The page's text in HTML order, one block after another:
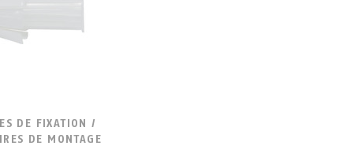
DE FIXATION /
DE MONTAGE